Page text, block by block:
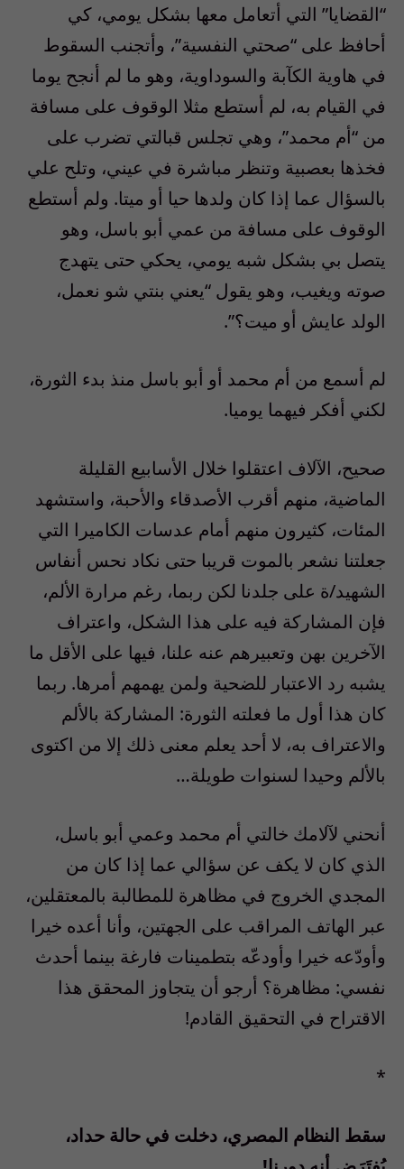
“القضايا” التي أتعامل معها بشكل يومي، كي
أحافظ على “صحتي النفسية”، وأتجنب السقوط
في هاوية الكآبة والسوداوية، وهو ما لم أنجح يوما
في القيام به، لم أستطع مثلا الوقوف على مسافة
من “أم محمد”، وهي تجلس قبالتي تضرب على
فخذها بعصبية وتنظر مباشرة في عيني، وتلح علي
بالسؤال عما إذا كان ولدها حيا أو ميتا. ولم أستطع
الوقوف على مسافة من عمي أبو باسل، وهو
يتصل بي بشكل شبه يومي، يحكي حتى يتهدج
صوته ويغيب، وهو يقول “يعني بنتي شو نعمل،
الولد عايش أو ميت؟”.
لم أسمع من أم محمد أو أبو باسل منذ بدء الثورة،
لكني أفكر فيهما يوميا.
صحيح، الآلاف اعتقلوا خلال الأسابيع القليلة
الماضية، منهم أقرب الأصدقاء والأحبة، واستشهد
المئات، كثيرون منهم أمام عدسات الكاميرا التي
جعلتنا نشعر بالموت قريبا حتى نكاد نحس أنفاس
الشهيد/ة على جلدنا لكن ربما، رغم مرارة الألم،
فإن المشاركة فيه على هذا الشكل، واعتراف
الآخرين بهن وتعبيرهم عنه علنا، فيها على الأقل ما
يشبه رد الاعتبار للضحية ولمن يهمهم أمرها. ربما
كان هذا أول ما فعلته الثورة: المشاركة بالألم
والاعتراف به، لا أحد يعلم معنى ذلك إلا من اكتوى
بالألم وحيدا لسنوات طويلة…
أنحني لآلامك خالتي أم محمد وعمي أبو باسل،
الذي كان لا يكف عن سؤالي عما إذا كان من
المجدي الخروج في مظاهرة للمطالبة بالمعتقلين،
عبر الهاتف المراقب على الجهتين، وأنا أعده خيرا
وأودّعه خيرا وأودعّه بتطمينات فارغة بينما أحدث
نفسي: مظاهرة؟ أرجو أن يتجاوز المحقق هذا
الاقتراح في التحقيق القادم!
*
سقط النظام المصري، دخلت في حالة حداد،